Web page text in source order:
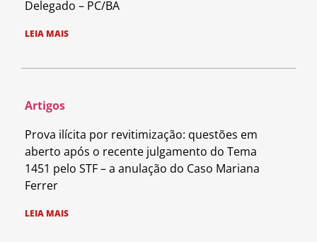
Delegado – PC/BA
LEIA MAIS
Artigos
Prova ilícita por revitimização: questões em
aberto após o recente julgamento do Tema
1451 pelo STF – a anulação do Caso Mariana
Ferrer
LEIA MAIS